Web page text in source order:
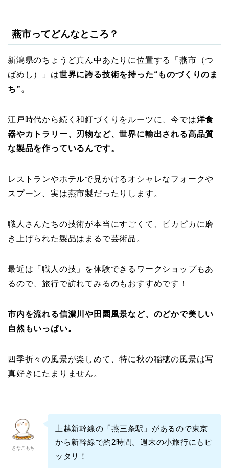
燕市ってどんなところ？
新潟県のちょうど真ん中あたりに位置する「燕市（つ
ばめし）」は世界に誇る技術を持った“ものづくりのま
ち”。
江戸時代から続く和釘づくりをルーツに、今では洋食
器やカトラリー、刃物など、世界に輸出される高品質
な製品を作っているんです。
レストランやホテルで見かけるオシャレなフォークや
スプーン、実は燕市製だったりします。
職人さんたちの技術が本当にすごくて、ピカピカに磨
き上げられた製品はまるで芸術品。
最近は「職人の技」を体験できるワークショップもあ
るので、旅行で訪れてみるのもおすすめです！
市内を流れる信濃川や田園風景など、のどかで美しい
自然もいっぱい。
四季折々の風景が楽しめて、特に秋の稲穂の風景は写
真好きにたまりません。
きなこもち
上越新幹線の「燕三条駅」があるので東京
から新幹線で約2時間。週末の小旅行にもピ
ッタリ！